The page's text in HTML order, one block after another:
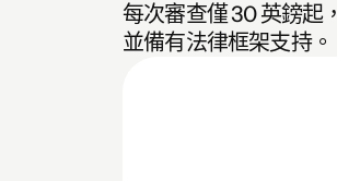
每次審查僅 30 英鎊起，
並備有法律框架支持。